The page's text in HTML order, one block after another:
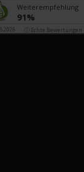
Weiterempfehlung
91%
ⓘ Echte Bewertungen